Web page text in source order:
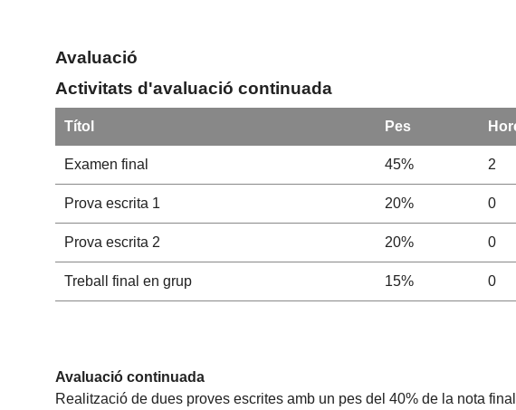
Avaluació
Activitats d'avaluació continuada
Títol Pes
Examen final 45% 2
Prova escrita 1 20% 0
Prova escrita 2 20% 0
Treball final en grup 15% 0
Avaluació continuada
Realització de dues proves escrites amb un pes del 40% de la nota